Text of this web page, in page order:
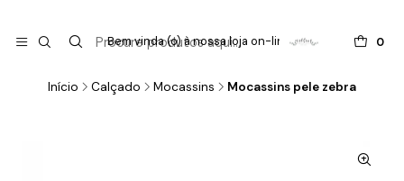
0
Bem vinda (o) à nossa loja on-line !
Início Calçado Mocassins Mocassins pele zebra